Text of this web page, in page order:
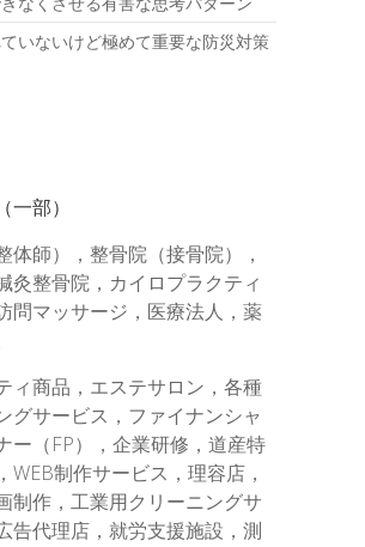
いないけど極めて重要な防災対策
一部）
体師），整骨院（接骨院），
灸整骨院，カイロプラクティ
問マッサージ，医療法人，薬
ィ商品，エステサロン，各種
グサービス，ファイナンシャ
ー（FP），企業研修，道産特
WEB制作サービス，理容店，
制作，工業用クリーニングサ
告代理店，就労支援施設，測